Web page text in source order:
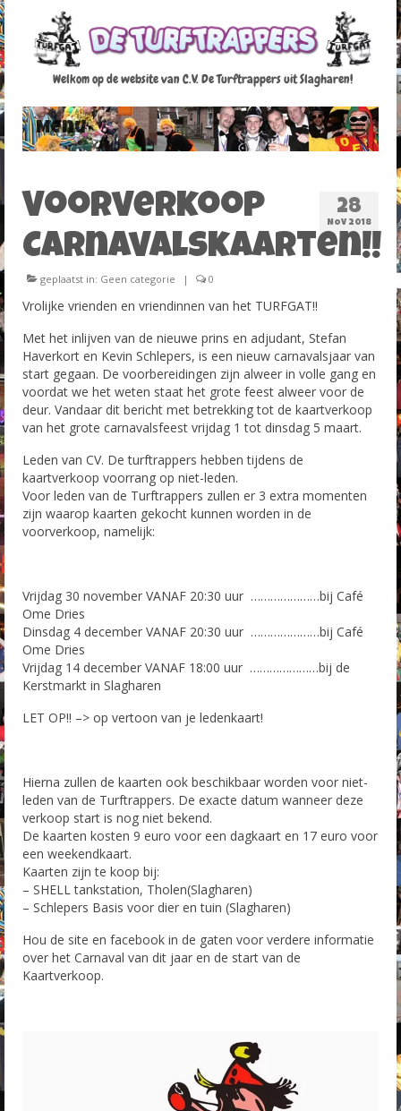
Welkom op de website van C.V. De Turftrappers uit Slagharen!
Menu
Raad van 11
Agenda
Fotoalbum
Foto’s Carnaval 2013-2014
Foto’s Carnaval 2014-2015
Foto’s Carnaval 2015-2016
Foto’s Carnaval 2016-2017
Foto`s Carnaval 2017-2018
28
NOV 2018
Voorverkoop
Carnavalskaarten!!
geplaatst in: Geen categorie | 0
Vrolijke vrienden en vriendinnen van het TURFGAT!!
Met het inlijven van de nieuwe prins en adjudant, Stefan
Haverkort en Kevin Schlepers, is een nieuw carnavalsjaar van
start gegaan. De voorbereidingen zijn alweer in volle gang en
voordat we het weten staat het grote feest alweer voor de
deur. Vandaar dit bericht met betrekking tot de kaartverkoop
van het grote carnavalsfeest vrijdag 1 tot dinsdag 5 maart.
Leden van CV. De turftrappers hebben tijdens de
kaartverkoop voorrang op niet-leden.
Voor leden van de Turftrappers zullen er 3 extra momenten
zijn waarop kaarten gekocht kunnen worden in de
voorverkoop, namelijk:
Vrijdag 30 november VANAF 20:30 uur …………………bij Café
Ome Dries
Dinsdag 4 december VANAF 20:30 uur …………………bij Café
Ome Dries
Vrijdag 14 december VANAF 18:00 uur …………………bij de
Kerstmarkt in Slagharen
LET OP!! –> op vertoon van je ledenkaart!
Hierna zullen de kaarten ook beschikbaar worden voor niet-
leden van de Turftrappers. De exacte datum wanneer deze
verkoop start is nog niet bekend.
De kaarten kosten 9 euro voor een dagkaart en 17 euro voor
een weekendkaart.
Kaarten zijn te koop bij:
– SHELL tankstation, Tholen(Slagharen)
– Schlepers Basis voor dier en tuin (Slagharen)
Hou de site en facebook in de gaten voor verdere informatie
over het Carnaval van dit jaar en de start van de
Kaartverkoop.